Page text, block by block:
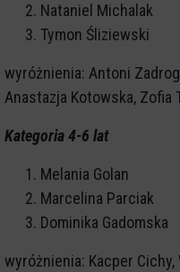
Nataniel Michalak
Tymon Śliziewski
wyróżnienia: Antoni
Anastazja Kotowska, Zofia
Kategoria 4-6 lat
Melania Golan
Marcelina Parciak
Dominika Gadomska
wyróżnienia: Kacper